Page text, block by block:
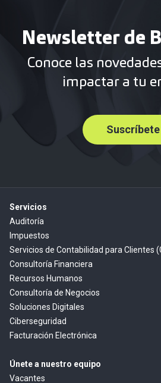
Newsletter de
Conoce las
impactar a tu
Suscríbete
Servicios
Auditoría
Impuestos
Servicios de Contabilidad para Clientes
Consultoría Financiera
Recursos Humanos
Consultoría de Negocios
Soluciones Digitales
Ciberseguridad
Facturación Electrónica
Únete a nuestro equipo
Vacantes